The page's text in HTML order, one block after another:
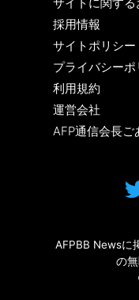
採用情報
サイトポリシー
プライバシーポ
利用規約
運営会社
AFP通信会長ご
AFPBB Newsに
の